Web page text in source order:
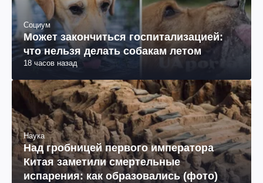
Социум
Может закончиться госпитализацией:
что нельзя делать собакам летом
18 часов назад
Наука
Над гробницей первого императора
Китая заметили смертельные
испарения: как образовались (фото)